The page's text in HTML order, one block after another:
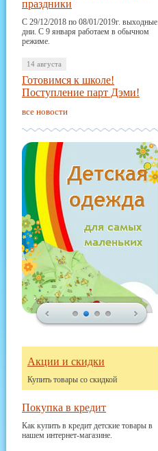
праздники
С 29/12/2018 по 08/01/2019г. выходные
дни. С 9 января работаем в обычном
режиме.
14 августа
Готовимся к школе!
Поступление парт Дэми!
все новости
Акции и скидки
Купить товары со скидкой
Покупка в кредит
Как купить в кредит детские товары в
нашем интернет-магазине.